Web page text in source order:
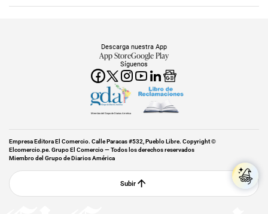
Síguenos
Descarga nuestra App
App StoreGoogle Play
Miembro del Grupo de Diarios América
Empresa Editora El Comercio. Calle Paracas #532, Pueblo Libre. Copyright ©
Elcomercio.pe. Grupo El Comercio — Todos los derechos reservados
Miembro del Grupo de Diarios América
Subir